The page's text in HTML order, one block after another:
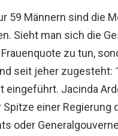
59 Männern sind die
Sieht man sich die
zu tun,
seit jeher zugesteht:
eingeführt. Jacinda
Spitze einer Regierung
oder